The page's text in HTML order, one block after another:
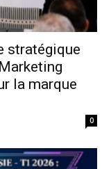
stratégique
la marque
0